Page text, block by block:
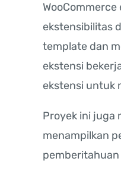
ekstensibilitas
template dan
ekstensi
ekstensi untuk
Proyek ini juga
menampilkan